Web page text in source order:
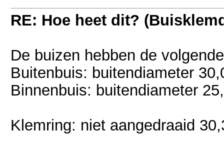
RE: Hoe heet dit?
De buizen hebben de
Buitenbuis: buitendiameter
Binnenbuis: buitendiameter
Klemring: niet aangedraaid